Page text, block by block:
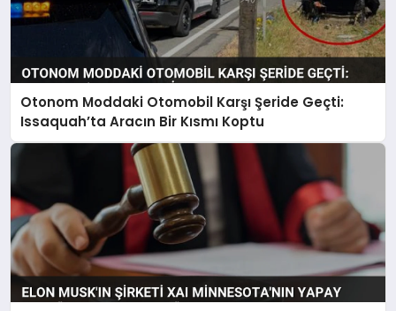
Otonom Moddaki Otomobil Karşı Şeride Geçti:
Issaquah’ta Aracın Bir Kısmı Koptu